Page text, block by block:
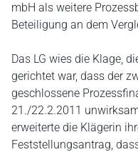
mbH als weitere
Beteiligung an dem
Das LG wies die Klage,
gerichtet war, dass der
geschlossene
21./22.2.2011
erweiterte die Klägerin
Feststellungsantrag,